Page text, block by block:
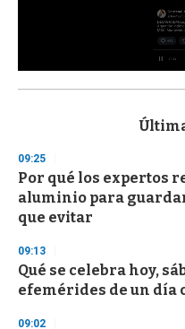
s
d
s
o
f
3
s
e
c
o
d
09:25
Por qué los expertos
aluminio para
que evitar
09:13
Qué se celebra hoy,
efemérides de un día
09:02